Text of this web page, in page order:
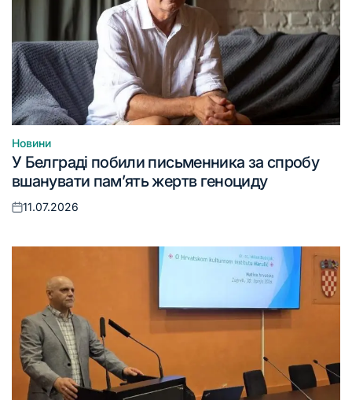
Опублікувати
у
Новини
У Белграді побили письменника за спробу
вшанувати пам’ять жертв геноциду
Оприлюднено
11.07.2026